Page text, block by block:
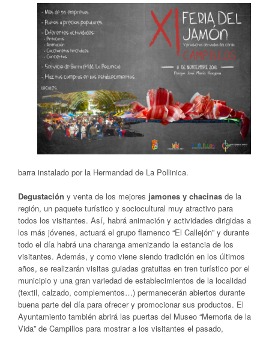
barra instalado por la Hermandad de La Pollinica.
Degustación y venta de los mejores jamones y chacinas de la
región, un paquete turístico y sociocultural muy atractivo para
todos los visitantes. Así, habrá animación y actividades dirigidas a
los más jóvenes, actuará el grupo flamenco “El Callejón” y durante
todo el día habrá una charanga amenizando la estancia de los
visitantes. Además, y como viene siendo tradición en los últimos
años, se realizarán visitas guiadas gratuitas en tren turístico por el
municipio y una gran variedad de establecimientos de la localidad
(textil, calzado, complementos…) permanecerán abiertos durante
buena parte del día para ofrecer y promocionar sus productos. El
Ayuntamiento también abrirá las puertas del Museo “Memoria de la
Vida” de Campillos para mostrar a los visitantes el pasado,